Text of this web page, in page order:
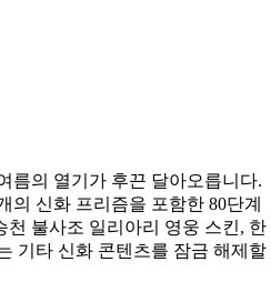
름의 열기가 후끈 달아오릅니다.
의 신화 프리즘을 포함한 80단계
천 불사조 일리아리 영웅 스킨, 한
기타 신화 콘텐츠를 잠금 해제할